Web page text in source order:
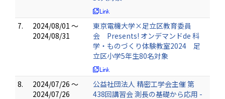
7.
2024/08/01 ～
2024/08/31
東京電機大学×足立区教育委員
会 Presents! オンデマンドde 科
学・ものづくり体験教室2024 足
立区小学5年生80名対象
8.
2024/07/26 ～
2024/07/26
公益社団法人 精密工学会主催 第
438回講習会 測長の基礎から応用 -